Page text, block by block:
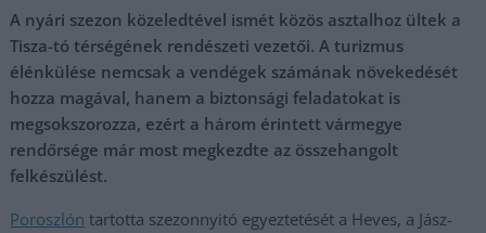
A nyári szezon közeledtével ismét közös asztalhoz ültek a
Tisza-tó térségének rendészeti vezetői. A turizmus
élénkülése nemcsak a vendégek számának növekedését
hozza magával, hanem a biztonsági feladatokat is
megsokszorozza, ezért a három érintett vármegye
rendőrsége már most megkezdte az összehangolt
felkészülést.
Poroszlón tartotta szezonnyitó egyeztetését a Heves, a Jász-